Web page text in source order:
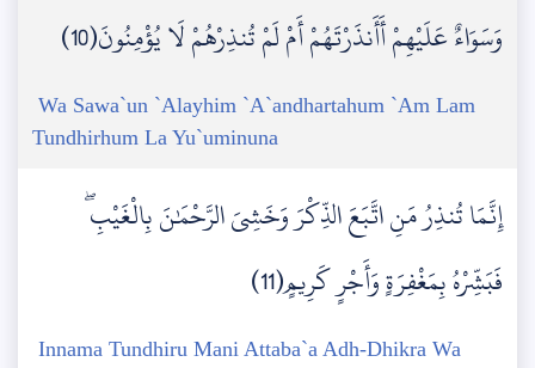
وَسَوَاءٌ عَلَيْهِمْ أَأَنذَرْتَهُمْ أَمْ لَمْ تُنذِرْهُمْ لَا يُؤْمِنُونَ(10)
Wa Sawa`un `Alayhim `A`andhartahum `Am Lam
Tundhirhum La Yu`uminuna
إِنَّمَا تُنذِرُ مَنِ اتَّبَعَ الذِّكْرَ وَخَشِيَ الرَّحْمَٰنَ بِالْغَيْبِ ۖ
فَبَشِّرْهُ بِمَغْفِرَةٍ وَأَجْرٍ كَرِيمٍ(11)
Innama Tundhiru Mani Attaba`a Adh-Dhikra Wa